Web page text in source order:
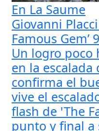
En La Saume
Giovanni
Famous Gem’
Un logro poco
en la escalada
confirma el
vive el
flash de 'The
punto y final a